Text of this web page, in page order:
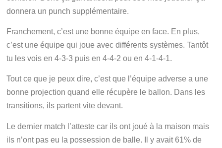
donnera un punch supplémentaire.
Franchement, c’est une bonne équipe en face. En plus,
c’est une équipe qui joue avec différents systèmes. Tantôt
tu les vois en 4-3-3 puis en 4-4-2 ou en 4-1-4-1.
Tout ce que je peux dire, c’est que l’équipe adverse a une
bonne projection quand elle récupère le ballon. Dans les
transitions, ils partent vite devant.
Le dernier match l’atteste car ils ont joué à la maison mais
ils n’ont pas eu la possession de balle. Il y avait 61% de